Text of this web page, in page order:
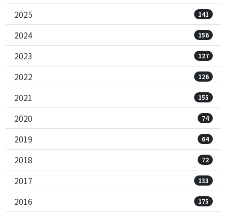
2025 141
2024 156
2023 127
2022 126
2021 155
2020 74
2019 64
2018 72
2017 133
2016 175